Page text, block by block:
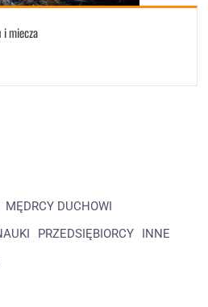
miecza
MĘDRCY DUCHOWI
PRZEDSIĘBIORCY
INNE